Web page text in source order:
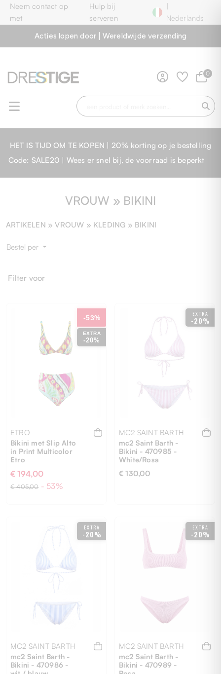
Neem contact op
met
Hulp bij
serveren
|
Nederlands
Acties lopen door | Wereldwijde verzending
0
HET IS TIJD OM TE KOPEN | 20% korting op je bestelling
Code: SALE20 | Wees er snel bij, de voorraad is beperkt
VROUW » BIKINI
ARTIKELEN »VROUW » KLEDING » BIKINI
Bestel per
Filter voor
EXTRA
-20%
-53%
ETRO
Bikini met Slip Alto
in Print Multicolor
Etro
€ 194,00
€ 405,00 - 53%
EXTRA
-20%
MC2 SAINT BARTH
mc2 Saint Barth -
Bikini - 470985 -
White/Rosa
€ 130,00
EXTRA
-20%
MC2 SAINT BARTH
mc2 Saint Barth -
Bikini - 470986 -
EXTRA
-20%
MC2 SAINT BARTH
mc2 Saint Barth -
Bikini - 470989 -